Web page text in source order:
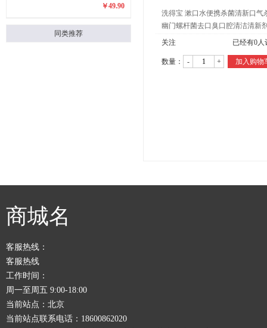
￥49.90
同类推荐
洗得宝 漱口水便携杀菌清新口气
幽门螺杆菌去口臭口腔清洁清新
然植物精华萃取
关注 已经有0人
数量： - + 加入购物
商城名
客服热线：
客服热线
工作时间：
周一至周五 9:00-18:00
当前站点：北京
当前站点联系电话：18600862020